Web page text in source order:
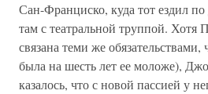
Сан-Франциско, куда тот ездил
там с театральной труппой. Хотя
связана теми же
была на шесть лет ее моложе),
казалось, что с новой пассией у